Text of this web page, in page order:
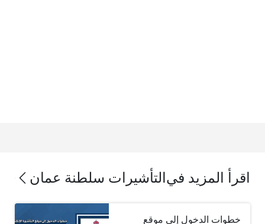
اقرأ المزيد في التأشيرات سلطنة عمان
خطوات الدخول إلى موقع